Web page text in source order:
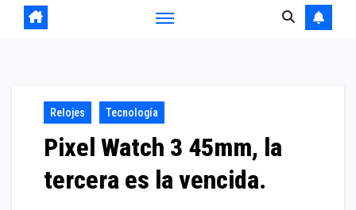
Relojes Tecnología
Pixel Watch 3 45mm, la
tercera es la vencida.